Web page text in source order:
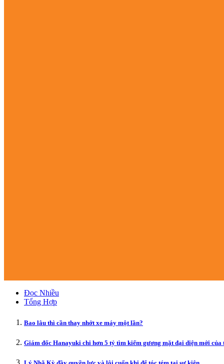
Đọc Nhiều
Tổng Hợp
Bao lâu thì cần thay nhớt xe máy một lần?
Giám đốc Hanayuki chi hơn 5 tỷ tìm kiếm gương mặt đại diện mới của